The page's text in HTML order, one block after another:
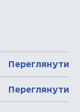
Переглянути
Переглянути